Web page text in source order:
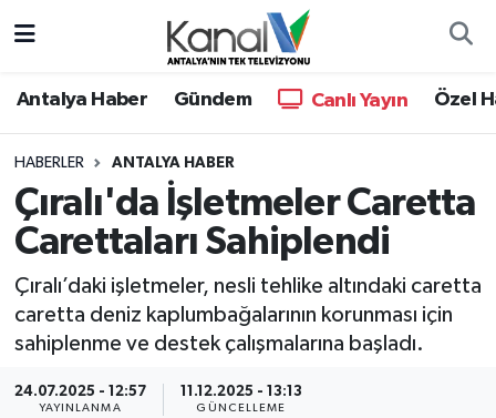
Antalya Haber Gündem Canlı Yayın Özel
HABERLER ANTALYA HABER
Çıralı'da İşletmeler Caretta
Carettaları Sahiplendi
Çıralı’daki işletmeler, nesli tehlike altındaki caretta
caretta deniz kaplumbağalarının korunması için
sahiplenme ve destek çalışmalarına başladı.
24.07.2025 - 12:57
YAYINLANMA
11.12.2025 - 13:13
GÜNCELLEME
Antalya Haber
Dünya
Eğitim
Ekonomi
Hava Durumu
Trafik Durumu
Süper Lig Puan Durumu ve Fikstür
Tüm Manşetler